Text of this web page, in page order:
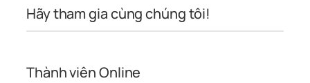
Hãy tham gia cùng chúng tôi!
Thành viên Online